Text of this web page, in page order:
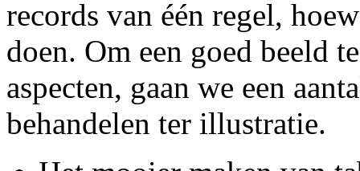
records van één regel,
doen. Om een goed beeld
aspecten, gaan we een
behandelen ter illustratie.